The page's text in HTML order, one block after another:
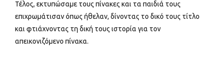
Τέλος, εκτυπώσαμε τους πίνακες και τα παιδιά τους
επιχρωμάτισαν όπως ήθελαν, δίνοντας το δικό τους τίτλο
και φτιάχνοντας τη δική τους ιστορία για τον
απεικονιζόμενο πίνακα.